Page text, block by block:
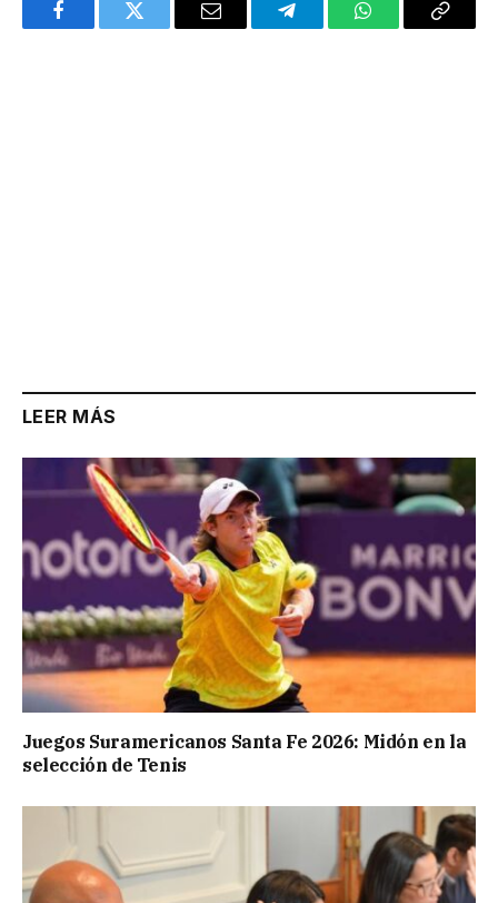
FacebookTwitter Email TelegramWhatsAppCopy
LEER MÁS
Juegos Suramericanos Santa Fe 2026: Midón en la
selección de Tenis